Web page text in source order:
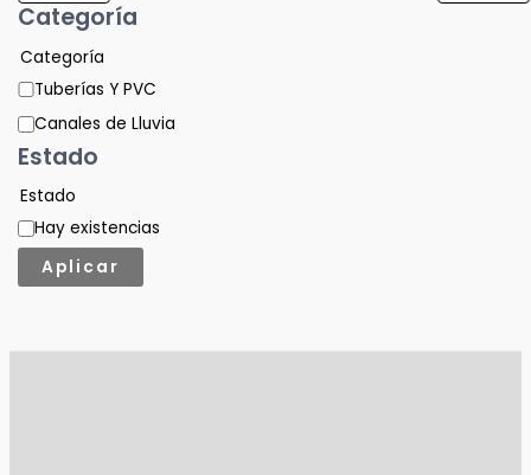
Categoría
Categoría
Tuberías Y PVC
Canales de Lluvia
Estado
Estado
Hay existencias
Aplicar